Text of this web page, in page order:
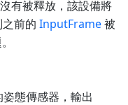
有被釋放，該設備將
之前的 InputFrame被
態傳感器，輸出